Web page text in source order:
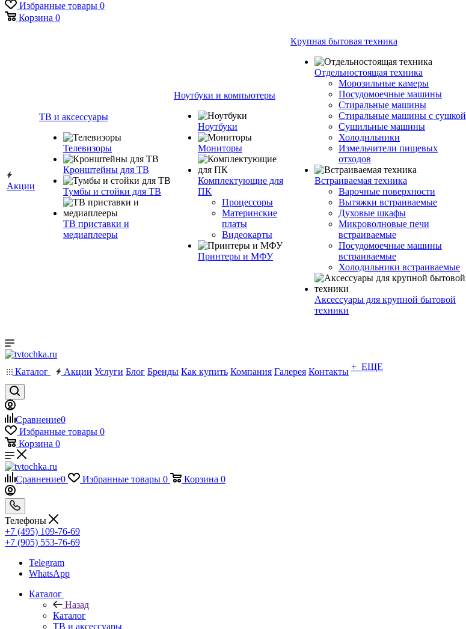
Избранные товары 0
Корзина 0
Акции
ТВ и аксессуары
Телевизоры
Кронштейны для ТВ
Тумбы и стойки для ТВ
ТВ приставки и
медиаплееры
Ноутбуки и компьютеры
Ноутбуки
Мониторы
Комплектующие для
ПК
Процессоры
Материнские
платы
Видеокарты
Принтеры и МФУ
Крупная бытовая техника
Отдельностоящая техника
Морозильные камеры
Посудомоечные машины
Стиральные машины
Стиральные машины с сушкой
Сушильные машины
Холодильники
Измельчители пищевых
отходов
Встраиваемая техника
Варочные поверхности
Вытяжки встраиваемые
Духовые шкафы
Микроволновые печи
встраиваемые
Посудомоечные машины
встраиваемые
Холодильники встраиваемые
Аксессуары для крупной бытовой
техники
Каталог Акции Услуги Блог Бренды Как купить Компания Галерея Контакты + ЕЩЕ
Сравнение0
Избранные товары 0
Корзина 0
Сравнение0 Избранные товары 0 Корзина 0
Телефоны
+7 (495) 109-76-69
+7 (905) 553-76-69
Telegram
WhatsApp
Каталог
Назад
Каталог
ТВ и аксессуары